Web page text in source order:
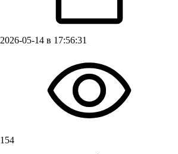
2026-05-14 в 17:56:31
154